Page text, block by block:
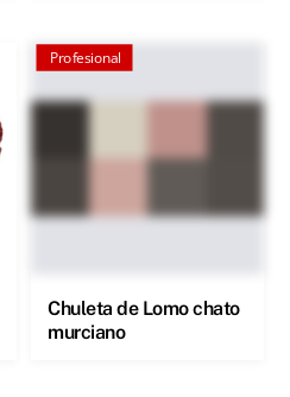
Profesional
Chuleta de Lomo chato
murciano